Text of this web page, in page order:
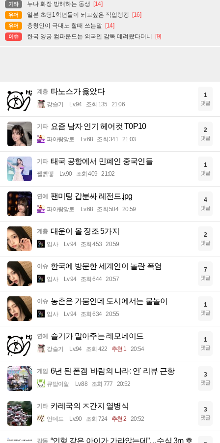
기타 누나 화장 방해하는 동생 [14]
유머 일본 초딩1학년들이 되고싶은 직업랭킹 [16]
유머 충청인이 극대노 할때 쓰는말 [14]
이슈 한국 양궁 컴파운드는 외국인 감독 데려왔다더니 [9]
계층 타노스가 옳았다
강슬기 Lv.94 조회 135 21:06
1
댓글
기타 요즘 남자 인기 헤어컷 T0P10
파아랑망토 Lv.68 조회 341 21:03
2
댓글
기타 태국 공항에서 민폐인 중국인들
꿻뻵뗗 Lv.90 조회 409 21:02
1
댓글
연예 팬미팅 갑분싸 레전드.jpg
파아랑망토 Lv.68 조회 504 20:59
4
댓글
계층 대운이 올 징조 5가지
입사 Lv.94 조회 453 20:59
2
댓글
이슈 한국에 방문한 세계인이 놀란 폭염
입사 Lv.94 조회 644 20:57
7
댓글
이슈 농촌은 가뭄인데 도시에서는 물놀이
입사 Lv.94 조회 634 20:55
1
댓글
연예 슬기가 말아주는 레모네이드
강슬기 Lv.94 조회 422 추천 1 20:54
1
댓글
게임 6년 된 폰겜 '바람의 나라: 연' 리뷰 근황
큐땁이알 Lv.88 조회 777 20:52
3
댓글
기타 카레국의 ㅈ간지 열병식
언데드 Lv.90 조회 724 추천 2 20:52
3
댓글
감동 “인형 같은 아이가 가라앉는데”…수심 3m 호